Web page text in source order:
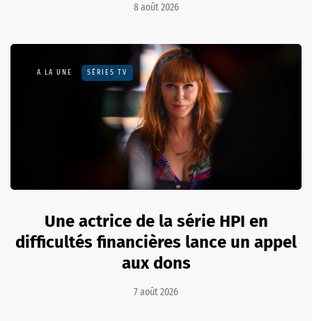
8 août 2026
A LA UNE SÉRIES TV
Une actrice de la série HPI en
difficultés financières lance un appel
aux dons
7 août 2026